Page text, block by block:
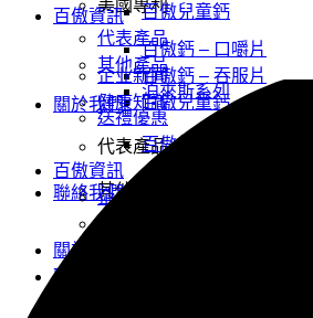
美國專利
百傲鈣 – 口嚼片
百傲鈣 – 吞服片
百傲兒童鈣
代表產品
其他產品
百傲資訊
企业新闻
健康知識
關於我們
聯絡我們
百傲兒童鈣
代表產品
其他產品
泊來斯系列
送禮優惠
百傲鈣 – 口嚼片 – 禮包
百傲資訊
企业新闻
關於我們
聯絡我們